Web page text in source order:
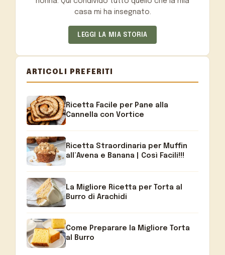
casa mi ha insegnato.
LEGGI LA MIA STORIA
ARTICOLI PREFERITI
Ricetta Facile per Pane alla
Cannella con Vortice
Ricetta Straordinaria per Muffin
all’Avena e Banana | Così Facili!!!
La Migliore Ricetta per Torta al
Burro di Arachidi
Come Preparare la Migliore Torta
al Burro